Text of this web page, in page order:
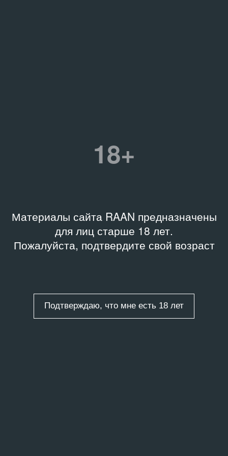
18+
Материалы сайта RAAN предназначены
для лиц старше 18 лет.
Пожалуйста, подтвердите свой возраст
Подтверждаю, что мне есть 18 лет